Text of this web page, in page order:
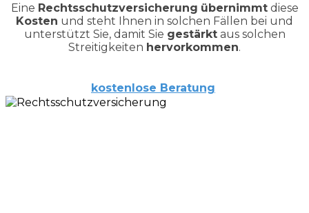
Eine Rechtsschutzversicherung übernimmtdiese
Kosten und steht Ihnen in solchen Fällen bei und
unterstützt Sie, damit Sie gestärktaus solchen
Streitigkeiten hervorkommen.
kostenlose Beratung